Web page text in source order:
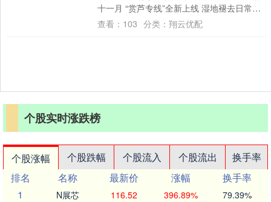
十一月 “赏芦专线”全新上线 湿地褪去日常模
样 化作油画般的景致 迎来一年....
查看： 103 分类： 翔云优配
个股实时涨跌榜
个股涨幅 个股跌幅 个股流入 个股流出
换手率
排名
名称 最新价 涨幅
换手率
1
N展芯 116.52 396.89% 79.39%